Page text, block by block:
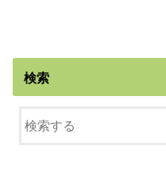
検索